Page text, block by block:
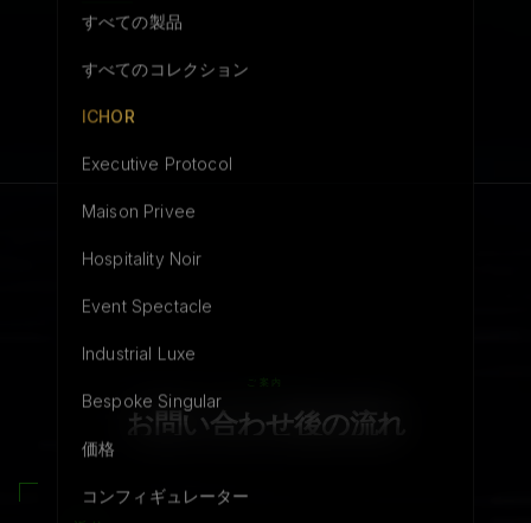
ご案内
お問い合わせ後の流れ
すべての製品
すべてのコレクション
ICHOR
Executive Protocol
Maison Privee
Hospitality Noir
Event Spectacle
Industrial Luxe
Bespoke Singular
価格
コンフィギュレーター